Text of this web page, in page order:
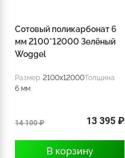
Сотовый поликарбонат 6
мм 2100*12000 Зелёный
Woggel
Размер 2100x12000Толщина
6 мм
14 100 ₽ 13 395 ₽
В корзину